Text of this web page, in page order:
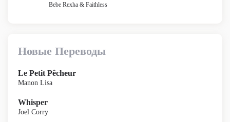
Bebe Rexha & Faithless
Новые Переводы
Le Petit Pêcheur
Manon Lisa
Whisper
Joel Corry